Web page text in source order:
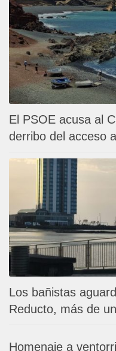
El PSOE acusa al
derribo del acceso
Los bañistas
Reducto, más de
Homenaje a